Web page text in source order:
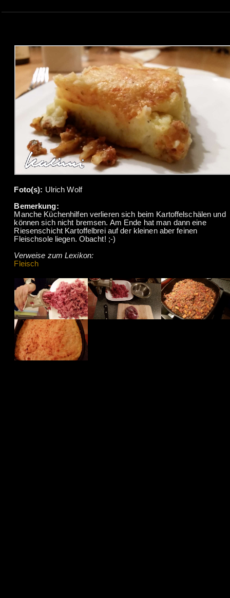
Foto(s): Ulrich Wolf
Bemerkung:
Manche Küchenhilfen verlieren sich beim Kartoffelschälen und
können sich nicht bremsen. Am Ende hat man dann eine
Riesenschicht Kartoffelbrei auf der kleinen aber feinen
Fleischsole liegen. Obacht! ;-)
Verweise zum Lexikon:
Fleisch